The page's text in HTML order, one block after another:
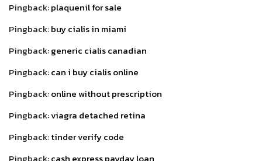
Pingback:plaquenil for sale
Pingback:buy cialis in miami
Pingback:generic cialis canadian
Pingback:can i buy cialis online
Pingback:online without prescription
Pingback:viagra detached retina
Pingback:tinder verify code